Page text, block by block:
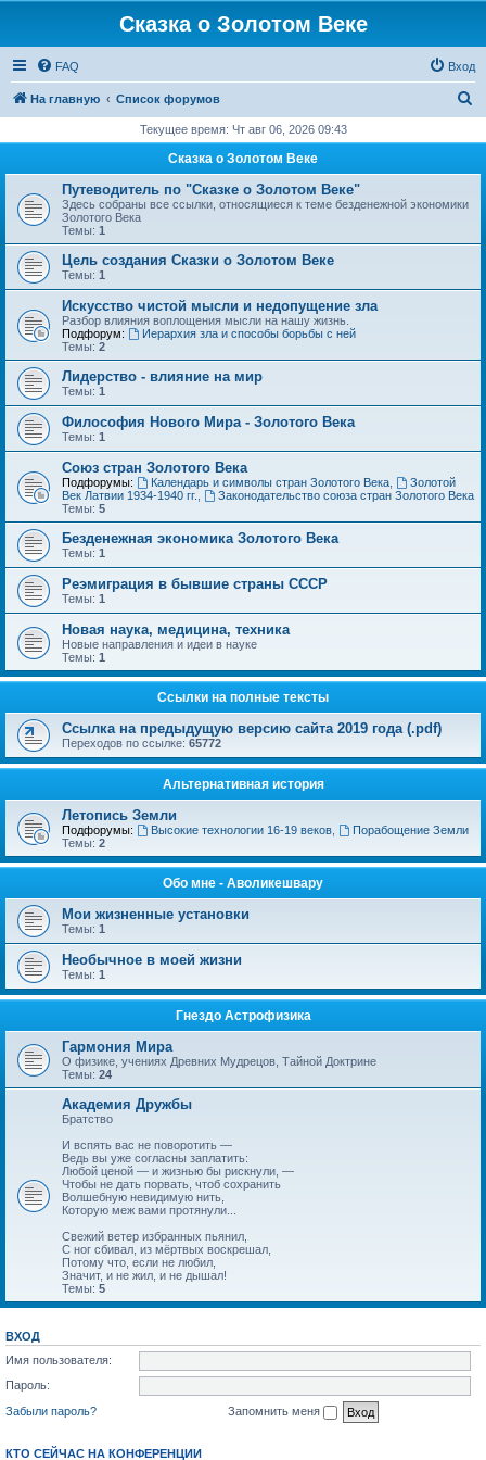
Сказка о Золотом Веке
FAQ Вход
На главную Список форумов
с
Текущее время: Чт авг 06, 2026 09:43
Сказка о Золотом Веке
Путеводитель по "Сказке о Золотом Веке"
Здесь собраны все ссылки, относящиеся к теме безденежной экономики
Золотого Века
Темы: 1
Цель создания Сказки о Золотом Веке
Темы: 1
Искусство чистой мысли и недопущение зла
Разбор влияния воплощения мысли на нашу жизнь.
Подфорум:
Иерархия зла и способы борьбы с ней
Темы: 2
Лидерство - влияние на мир
Темы: 1
Философия Нового Мира - Золотого Века
Темы: 1
Cоюз стран Золотого Века
Подфорумы: Календарь и символы стран Золотого Века,
Золотой
Век Латвии 1934-1940 гг.
Законодательство союза стран Золотого Века
Темы: 5
Безденежная экономика Золотого Века
Темы: 1
Реэмиграция в бывшие страны СССР
Темы: 1
Новая наука, медицина, техника
Новые направления и идеи в науке
Темы: 1
Ссылки на полные тексты
Ссылка на предыдущую версию сайта 2019 года (.pdf)
Переходов по ссылке: 65772
Альтернативная история
Летопись Земли
Подфорумы: Высокие технологии 16-19 веков,
Порабощение Земли
Темы: 2
Обо мне - Аволикешвару
Мои жизненные установки
Темы: 1
Необычное в моей жизни
Темы: 1
Гнездо Астрофизика
Гармония Мира
О физике, учениях Древних Мудрецов, Тайной Доктрине
Темы: 24
Академия Дружбы
Братство
И вспять вас не поворотить —
Ведь вы уже согласны заплатить:
Любой ценой — и жизнью бы рискнули, —
Чтобы не дать порвать, чтоб сохранить
Волшебную невидимую нить,
Которую меж вами протянули...
Свежий ветер избранных пьянил,
С ног сбивал, из мёртвых воскрешал,
Потому что, если не любил,
Значит, и не жил, и не дышал!
Темы: 5
ВХОД
Имя пользователя:
Пароль:
Забыли пароль?
Запомнить меня
КТО СЕЙЧАС НА КОНФЕРЕНЦИИ